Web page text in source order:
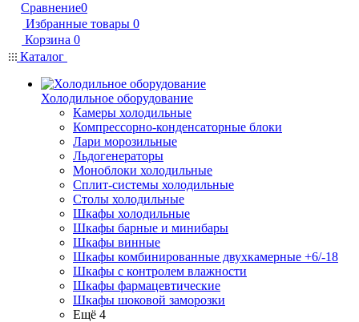
Сравнение0
Избранные товары 0
Корзина 0
Каталог
Холодильное оборудование
Камеры холодильные
Компрессорно-конденсаторные блоки
Лари морозильные
Льдогенераторы
Моноблоки холодильные
Сплит-системы холодильные
Столы холодильные
Шкафы холодильные
Шкафы барные и минибары
Шкафы винные
Шкафы комбинированные двухкамерные +6/-18
Шкафы с контролем влажности
Шкафы фармацевтические
Шкафы шоковой заморозки
Ещё 4